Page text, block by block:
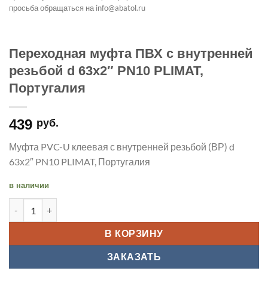
просьба обращаться на info@abatol.ru
Переходная муфта ПВХ с внутренней
резьбой d 63х2″ PN10 PLIMAT,
Португалия
439 руб.
Муфта PVC-U клеевая с внутренней резьбой (ВР) d
63х2″ PN10 PLIMAT, Португалия
в наличии
В КОРЗИНУ
ЗАКАЗАТЬ